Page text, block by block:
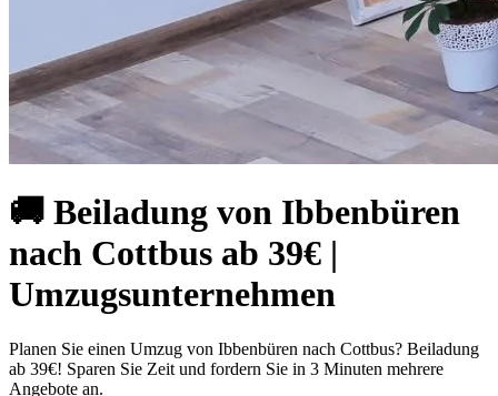
🚚 Beiladung von Ibbenbüren
nach Cottbus ab 39€ |
Umzugsunternehmen
Planen Sie einen Umzug von Ibbenbüren nach Cottbus? Beiladung
ab 39€! Sparen Sie Zeit und fordern Sie in 3 Minuten mehrere
Angebote an.